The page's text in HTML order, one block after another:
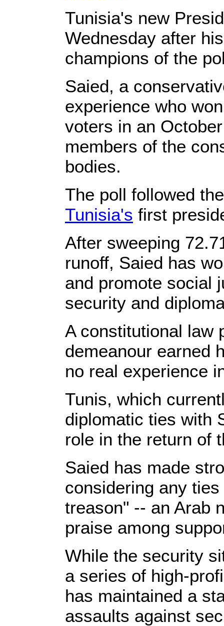
Tunisia's new
Wednesday after
champions of the
Saied, a
experience who
voters in an
members of the
bodies.
The poll followed
Tunisia's first
After sweeping
runoff, Saied has
and promote social
security and
A constitutional law
demeanour earned
no real experience
Tunis, which
diplomatic ties with
role in the return of
Saied has made
considering any
treason" -- an Arab
praise among
While the security
a series of high-
has maintained a
assaults against